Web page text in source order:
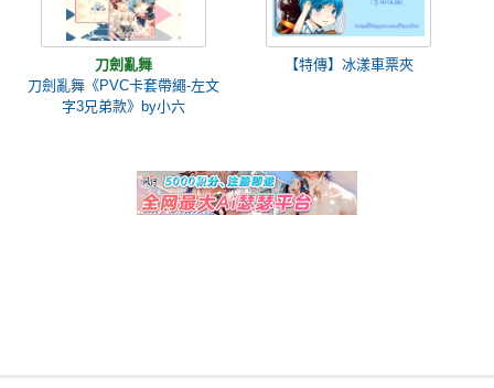
刀劍亂舞
刀劍亂舞《PVC卡套帶繩-左文
字3兄弟款》by小六
【特傳】冰漾車票夾